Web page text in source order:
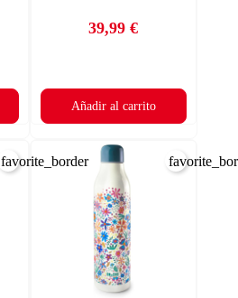
Precio
39,99 €
Añadir al carrito
favorite_border